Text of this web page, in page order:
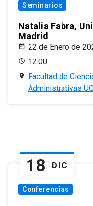
Seminarios
Natalia Fabra,
Madrid
22 de Enero de
12:00
Facultad de
Administrativas UC
18 DIC
Conferencias